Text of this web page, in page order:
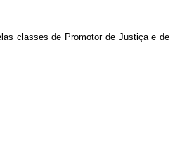
classes de Promotor de Justiça e de